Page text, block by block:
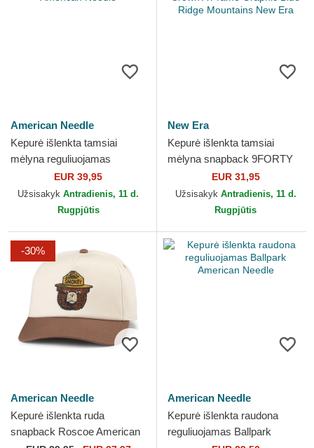
American Needle
Kepurė išlenkta tamsiai
mėlyna reguliuojamas
Hepcat American Needle
EUR 39,95
Užsisakyk Antradienis, 11 d.
Rugpjūtis
New Era
Kepurė išlenkta tamsiai
mėlyna snapback 9FORTY
M-Crown A Frame Graphic
Blue Ridge Mountains New
EUR 31,95
Užsisakyk Antradienis, 11 d.
Rugpjūtis
-30%
American Needle
Kepurė išlenkta ruda
snapback Roscoe American
American Needle
Kepurė išlenkta raudona
reguliuojamas Ballpark